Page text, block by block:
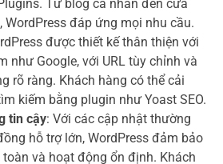
Từ blog cá nhân đến cửa
WordPress đáp ứng mọi nhu cầu.
được thiết kế thân thiện với
như Google, với URL tùy chỉnh và
rõ ràng. Khách hàng có thể cải
kiếm bằng plugin như Yoast SEO.
tin cậy: Với các cập nhật thường
hỗ trợ lớn, WordPress đảm bảo
và hoạt động ổn định. Khách